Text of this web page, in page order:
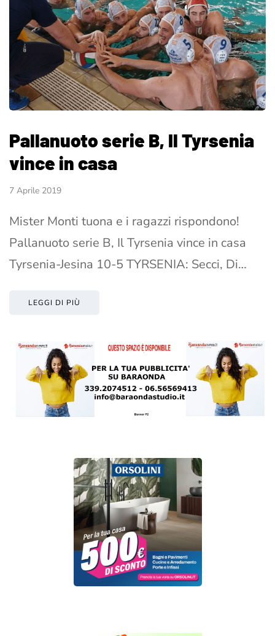
Pallanuoto serie B, Il Tyrsenia
vince in casa
7 Aprile 2019
Mister Monti tuona e i ragazzi rispondono!
Pallanuoto serie B, Il Tyrsenia vince in casa
Tyrsenia-Jesina 10-5 TYRSENIA: Secci, Di…
LEGGI DI PIÙ